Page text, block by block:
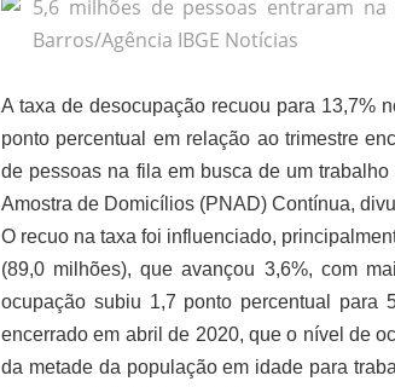
5,6 milhões de pessoas entraram
Barros/Agência IBGE Notícias
A taxa de desocupação recuou para 13,7%
ponto percentual em relação ao trimestre
de pessoas na fila em busca de um
Amostra de Domicílios (PNAD) Contínua,
O recuo na taxa foi influenciado,
(89,0 milhões), que avançou 3,6%, com
ocupação subiu 1,7 ponto percentual para
encerrado em abril de 2020, que o nível de
da metade da população em idade para